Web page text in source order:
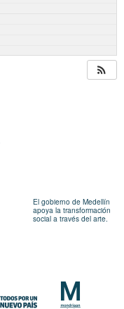
El gobierno de Medellín
apoya la transformación
social a través del arte.